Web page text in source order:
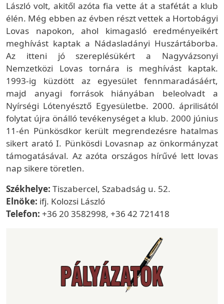
László volt, akitől azóta fia vette át a stafétát a klub
élén. Még ebben az évben részt vettek a Hortobágyi
Lovas napokon, ahol kimagasló eredményeikért
meghívást kaptak a Nádasladányi Huszártáborba.
Az itteni jó szereplésükért a Nagyvázsonyi
Nemzetközi Lovas tornára is meghívást kaptak.
1993-ig küzdött az egyesület fennmaradásáért,
majd anyagi források hiányában beleolvadt a
Nyírségi Lótenyésztő Egyesületbe. 2000. áprilisától
folytat újra önálló tevékenységet a klub. 2000 június
11-én Pünkösdkor került megrendezésre hatalmas
sikert arató I. Pünkösdi Lovasnap az önkormányzat
támogatásával. Az azóta országos hírűvé lett lovas
nap sikere töretlen.
Székhelye: Tiszabercel, Szabadság u. 52.
Elnöke: ifj. Kolozsi László
Telefon: +36 20 3582998, +36 42 721418